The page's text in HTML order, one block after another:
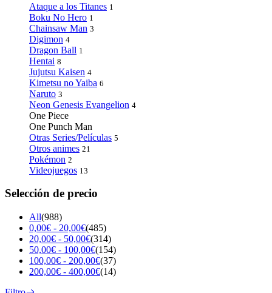
Ataque a los Titanes 1
Boku No Hero 1
Chainsaw Man 3
Digimon 4
Dragon Ball 1
Hentai 8
Jujutsu Kaisen 4
Kimetsu no Yaiba 6
Naruto 3
Neon Genesis Evangelion 4
One Piece
One Punch Man
Otras Series/Películas 5
Otros animes 21
Pokémon 2
Videojuegos 13
Selección de precio
All(988)
0,00€ - 20,00€(485)
20,00€ - 50,00€(314)
50,00€ - 100,00€(154)
100,00€ - 200,00€(37)
200,00€ - 400,00€(14)